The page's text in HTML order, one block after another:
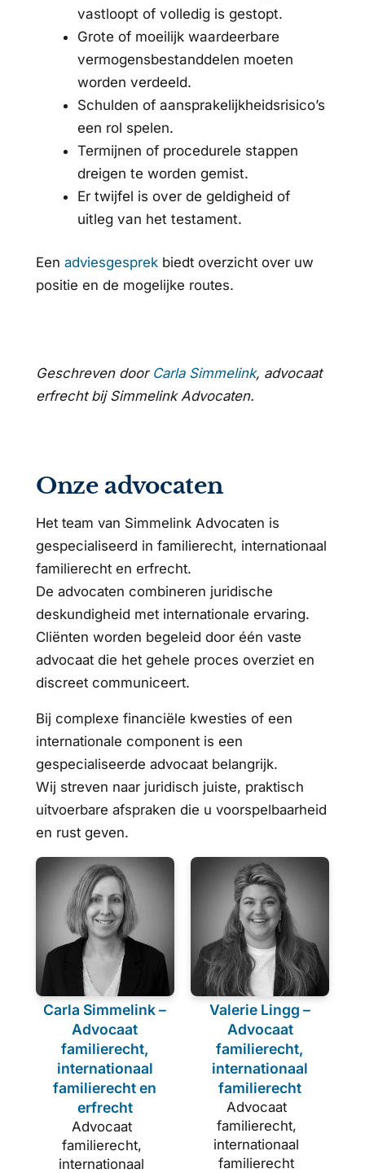
vastloopt of volledig is gestopt.
Grote of moeilijk waardeerbare
vermogensbestanddelen moeten
worden verdeeld.
Schulden of aansprakelijkheidsrisico’s
een rol spelen.
Termijnen of procedurele stappen
dreigen te worden gemist.
Er twijfel is over de geldigheid of
uitleg van het testament.
Een adviesgesprekbiedt overzicht over uw
positie en de mogelijke routes.
Geschreven door Carla Simmelink, advocaat
erfrecht bij Simmelink Advocaten.
Onze advocaten
Het team van Simmelink Advocaten is
gespecialiseerd in familierecht, internationaal
familierecht en erfrecht.
De advocaten combineren juridische
deskundigheid met internationale ervaring.
Cliënten worden begeleid door één vaste
advocaat die het gehele proces overziet en
discreet communiceert.
Bij complexe financiële kwesties of een
internationale component is een
gespecialiseerde advocaat belangrijk.
Wij streven naar juridisch juiste, praktisch
uitvoerbare afspraken die u voorspelbaarheid
en rust geven.
Carla Simmelink –
Advocaat
familierecht,
internationaal
familierecht en
erfrecht
Advocaat
familierecht,
internationaal
Valerie Lingg –
Advocaat
familierecht,
internationaal
familierecht
Advocaat
familierecht,
internationaal
familierecht